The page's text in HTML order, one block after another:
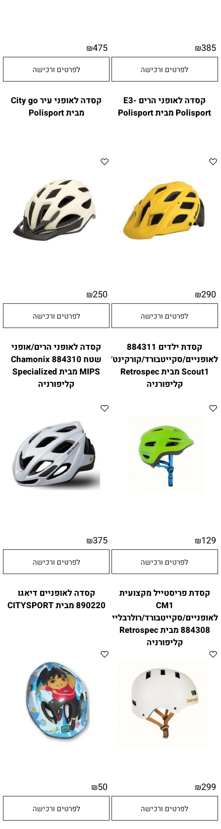
₪385
לפרטים ורכישה
₪475
לפרטים ורכישה
קסדה לאופני הרים E3-
Polisport מבית Polisport
₪290
לפרטים ורכישה
קסדה לאופני עיר City go
מבית Polisport
₪250
לפרטים ורכישה
קסדת ילדים 884311
לאופניים/סקייטבורד/קורקינט/רולרבליידס
Scout1 מבית Retrospec
קליפורניה
₪129
לפרטים ורכישה
קסדה לאופני הרים/אופני
שטח 884310 Chamonix
MIPS מבית Specialized
קליפורניה
₪375
לפרטים ורכישה
קסדת פריסטייל מקצועית
CM1
לאופניים/סקייטבורד/רולרבליידס
884308 מבית Retrospec
קליפורניה
₪299
לפרטים ורכישה
קסדה לאופניים דיאגו
890220 מבית CITYSPORT
₪50
לפרטים ורכישה